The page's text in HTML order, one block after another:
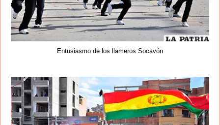
Entusiasmo de los llameros Socavón